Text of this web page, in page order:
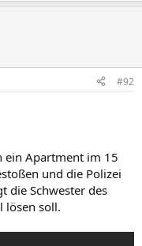
#92
ein Apartment im 15
und die Polizei
die Schwester des
lösen soll.